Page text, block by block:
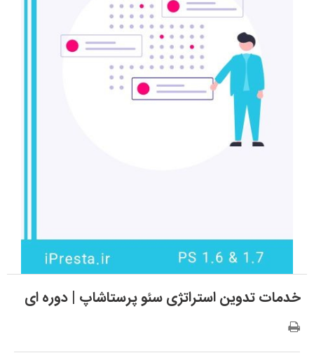
خدمات تدوین استراتژی سئو پرستاشاپ | دوره ای